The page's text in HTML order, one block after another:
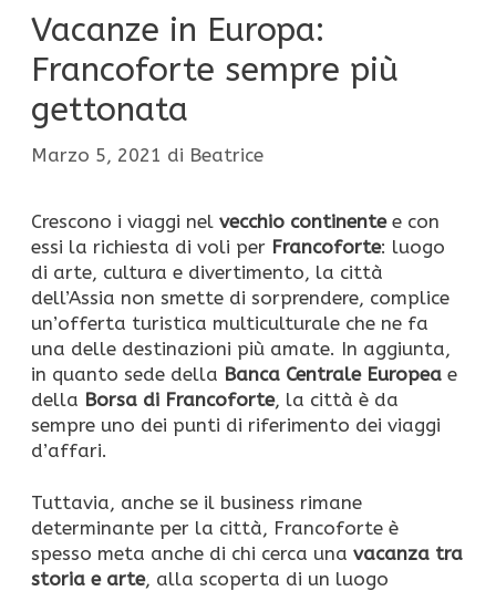
Vacanze in Europa:
Francoforte sempre più
gettonata
Marzo 5, 2021 di Beatrice
Crescono i viaggi nel vecchio continentee con
essi la richiesta di voli per Francoforte: luogo
di arte, cultura e divertimento, la città
dell’Assia non smette di sorprendere, complice
un’offerta turistica multiculturale che ne fa
una delle destinazioni più amate. In aggiunta,
in quanto sede della Banca Centrale Europea e
della Borsa di Francoforte, la città è da
sempre uno dei punti di riferimento dei viaggi
d’affari.
Tuttavia, anche se il business rimane
determinante per la città, Francoforte è
spesso meta anche di chi cerca una vacanza tra
storia e arte, alla scoperta di un luogo